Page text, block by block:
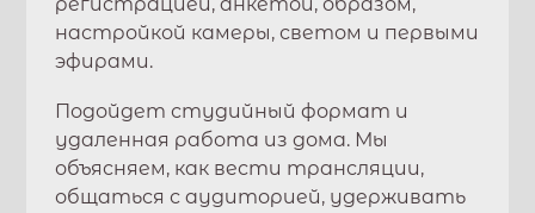
настройкой камеры, светом и первыми
эфирами.
Подойдет студийный формат и
удаленная работа из дома. Мы
объясняем, как вести трансляции,
общаться с аудиторией, удерживать